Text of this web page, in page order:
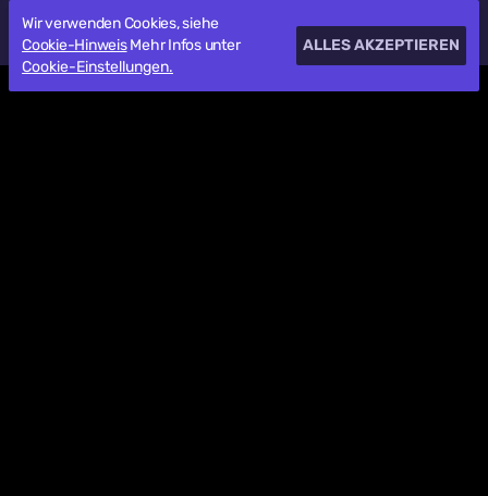
Wir verwenden Cookies, siehe
Cookie-HinweisMehr Infos unter
Cookie-Einstellungen.
ALLES AKZEPTIEREN